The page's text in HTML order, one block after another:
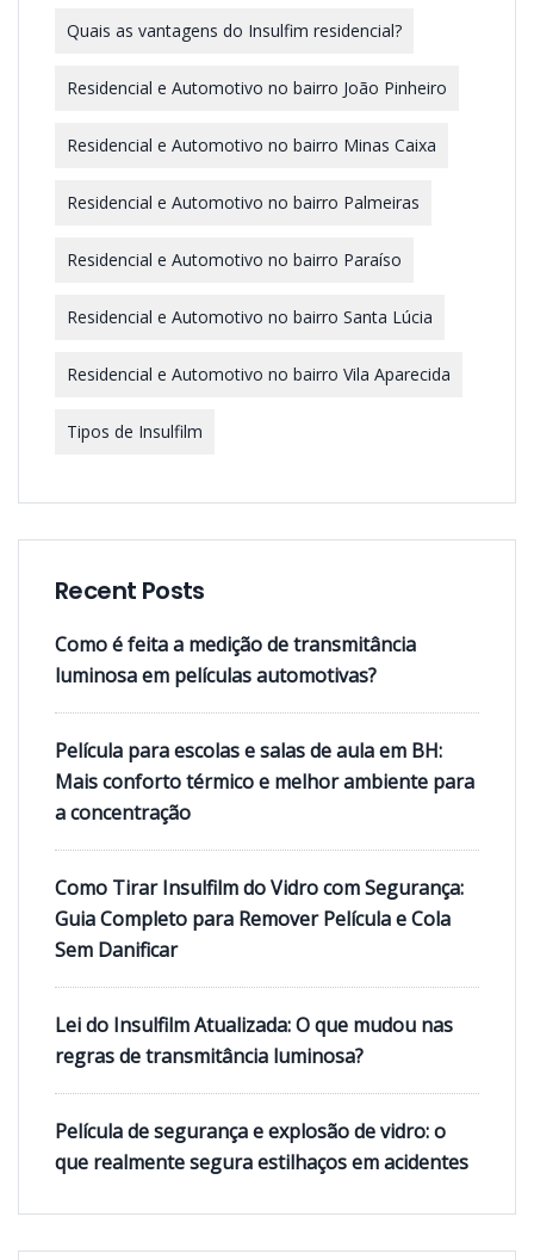
Quais as vantagens do Insulfim residencial?
Residencial e Automotivo no bairro João Pinheiro
Residencial e Automotivo no bairro Minas Caixa
Residencial e Automotivo no bairro Palmeiras
Residencial e Automotivo no bairro Paraíso
Residencial e Automotivo no bairro Santa Lúcia
Residencial e Automotivo no bairro Vila Aparecida
Tipos de Insulfilm
Recent Posts
Como é feita a medição de transmitância
luminosa em películas automotivas?
Película para escolas e salas de aula em BH:
Mais conforto térmico e melhor ambiente para
a concentração
Como Tirar Insulfilm do Vidro com Segurança:
Guia Completo para Remover Película e Cola
Sem Danificar
Lei do Insulfilm Atualizada: O que mudou nas
regras de transmitância luminosa?
Película de segurança e explosão de vidro: o
que realmente segura estilhaços em acidentes